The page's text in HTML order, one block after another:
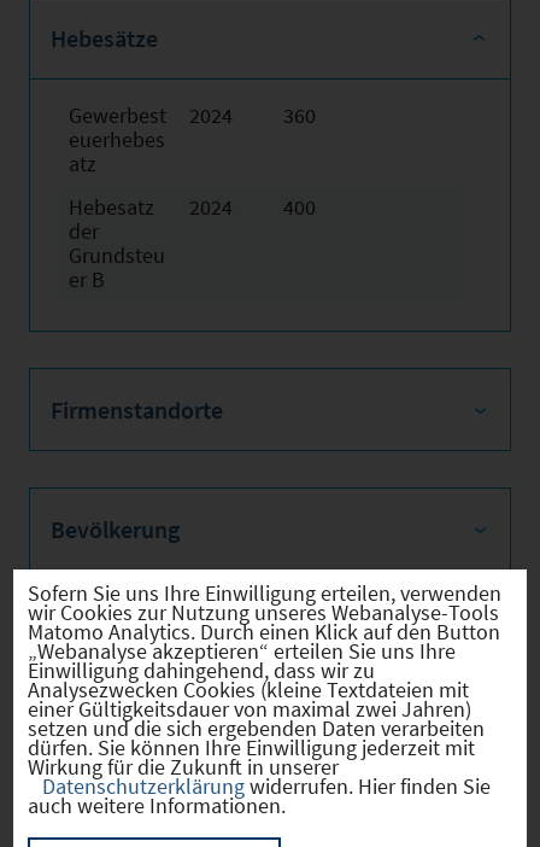
Hebesätze
Gewerbest
euerhebes
atz
2024 360
Hebesatz
der
Grundsteu
er B
2024 400
Firmenstandorte
Bevölkerung
Sozialvers. Beschäftigte
Verkehrsinfrastruktur
Sofern Sie uns Ihre Einwilligung erteilen, verwenden
wir Cookies zur Nutzung unseres Webanalyse-Tools
Matomo Analytics. Durch einen Klick auf den Button
„Webanalyse akzeptieren“ erteilen Sie uns Ihre
Einwilligung dahingehend, dass wir zu
Analysezwecken Cookies (kleine Textdateien mit
einer Gültigkeitsdauer von maximal zwei Jahren)
setzen und die sich ergebenden Daten verarbeiten
dürfen. Sie können Ihre Einwilligung jederzeit mit
Wirkung für die Zukunft in unserer
Datenschutzerklärungwiderrufen. Hier finden Sie
auch weitere Informationen.